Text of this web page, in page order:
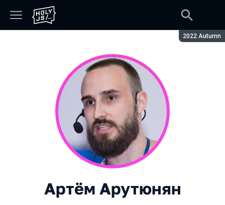
Сезон:
2022 Autumn
Артём Арутюнян